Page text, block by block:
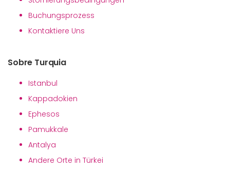
Buchungsprozess
Kontaktiere Uns
Sobre Turquia
Istanbul
Kappadokien
Ephesos
Pamukkale
Antalya
Andere Orte in Türkei